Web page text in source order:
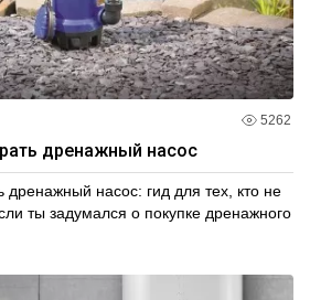
5262
дренажный насос
дренажный насос: гид для тех, кто не
ты задумался о покупке дренажного